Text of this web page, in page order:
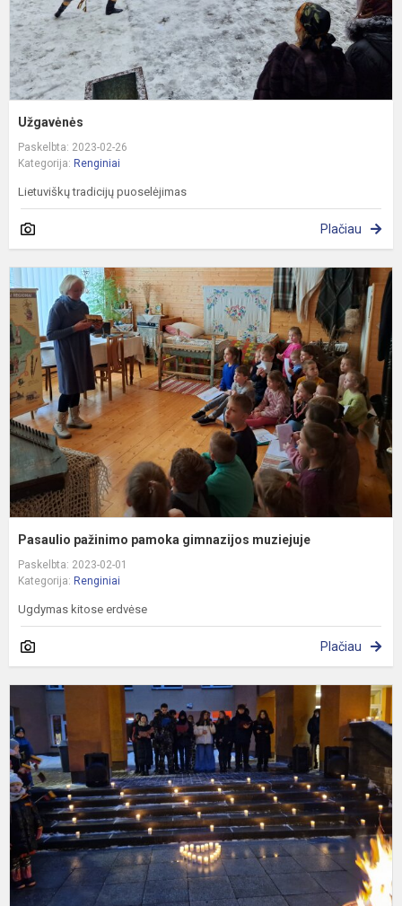
Užgavėnės
Paskelbta: 2023-02-26
Kategorija: Renginiai
Lietuviškų tradicijų puoselėjimas
Plačiau
Pasaulio pažinimo pamoka gimnazijos muziejuje
Paskelbta: 2023-02-01
Kategorija: Renginiai
Ugdymas kitose erdvėse
Plačiau